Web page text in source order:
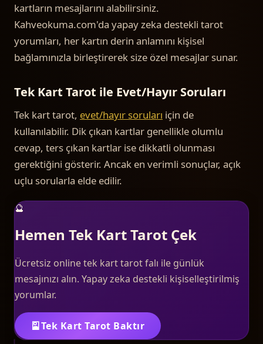
kartların mesajlarını alabilirsiniz.
Kahveokuma.com'da yapay zeka destekli tarot
yorumları, her kartın derin anlamını kişisel
bağlamınızla birleştirerek size özel mesajlar sunar.
Tek Kart Tarot ile Evet/Hayır Soruları
Tek kart tarot, evet/hayır soruları için de
kullanılabilir. Dik çıkan kartlar genellikle olumlu
cevap, ters çıkan kartlar ise dikkatli olunması
gerektiğini gösterir. Ancak en verimli sonuçlar, açık
uçlu sorularla elde edilir.
🔮
Hemen Tek Kart Tarot Çek
Ücretsiz online tek kart tarot falı ile günlük
mesajınızı alın. Yapay zeka destekli kişiselleştirilmiş
yorumlar.
🎴Tek Kart Tarot Baktır